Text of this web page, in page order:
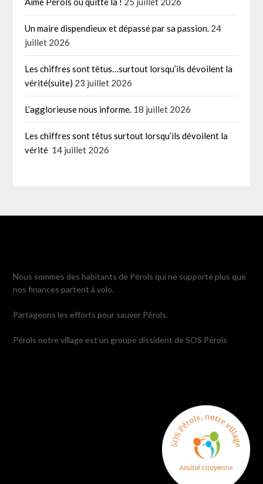
Un maire dispendieux et dépassé par sa passion. 24
juillet 2026
Les chiffres sont têtus…surtout lorsqu’ils dévoilent la
vérité(suite) 23 juillet 2026
L’agglorieuse nous informe. 18 juillet 2026
Les chiffres sont têtus surtout lorsqu’ils dévoilent la
vérité 14 juillet 2026
Nous sommes des habitants de Pérols qui ne supporte plus que
nos finances partent à volo.
Partageons les efforts pour sauver Pérols.
Pérols notre village est un groupe dissident de SOS Pérols